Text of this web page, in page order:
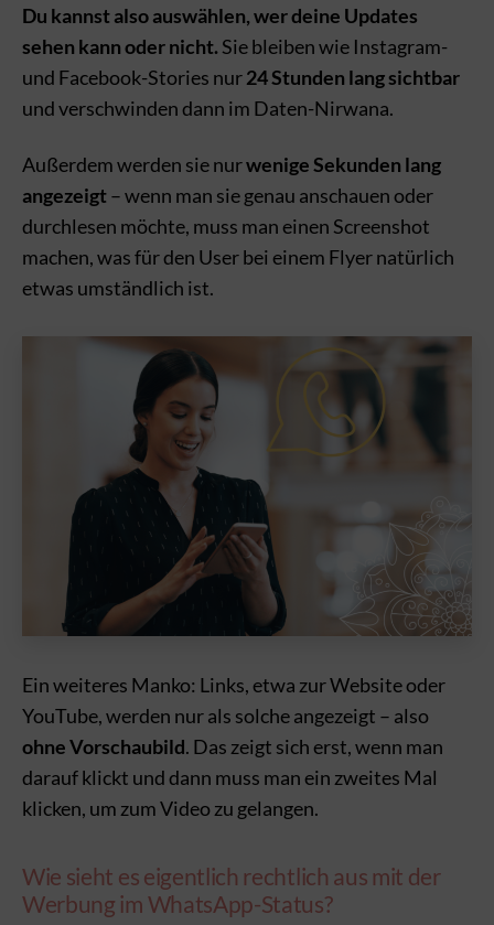
Du kannst also auswählen, wer deine Updates
sehen kann oder nicht.Sie bleiben wie Instagram-
und Facebook-Stories nur24 Stunden lang sichtbar
und verschwinden dann im Daten-Nirwana.
Außerdem werden sie nurwenige Sekunden lang
angezeigt– wenn man sie genau anschauen oder
durchlesen möchte, muss man einen Screenshot
machen, was für den User bei einem Flyer natürlich
etwas umständlich ist.
Ein weiteres Manko: Links, etwa zur Website oder
YouTube, werden nur als solche angezeigt – also
ohne Vorschaubild. Das zeigt sich erst, wenn man
darauf klickt und dann muss man ein zweites Mal
klicken, um zum Video zu gelangen.
Wie sieht es eigentlich rechtlich aus mit der
Werbung im WhatsApp-Status?